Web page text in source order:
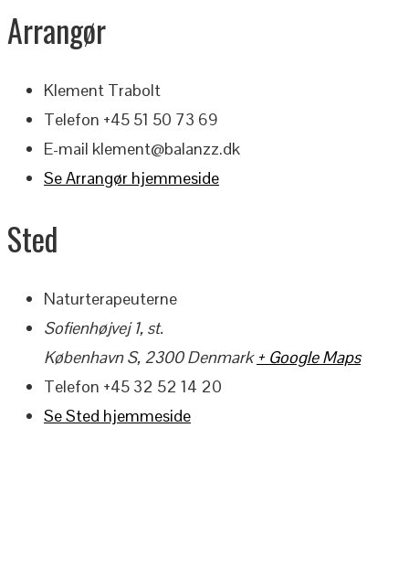
Arrangør
Klement Trabolt
Telefon +45 51 50 73 69
E-mail klement@balanzz.dk
Se Arrangør hjemmeside
Sted
Naturterapeuterne
Sofienhøjvej 1, st.
København S, 2300 Denmark + Google Maps
Telefon +45 32 52 14 20
Se Sted hjemmeside